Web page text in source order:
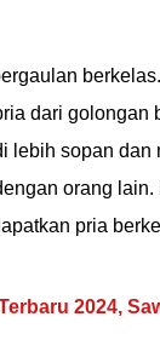
dari
sopan dan
orang
pria
2024,